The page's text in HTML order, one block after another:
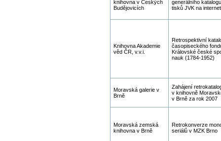
knihovna v Českých
Budějovicích
generálního
tisků JVK na
Knihovna Akademie
věd ČR, v.v.i.
Retrospektivní
časopiseckého
Královské české
nauk (1784-1952)
Moravská galerie v
Brně
Zahájení
v knihovně
v Brně za rok 2007
Moravská zemská
knihovna v Brně
Retrokonverze
seriálů v MZK Brno